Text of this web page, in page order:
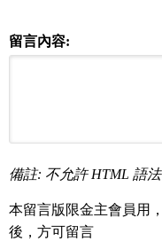
留言內容:
備註: 不允許 HTML 語法
本留言版限金主會員用，
後，方可留言